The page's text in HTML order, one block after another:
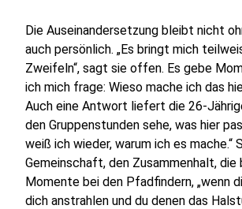
Die Auseinandersetzung bleibt nicht
auch persönlich. „Es bringt mich
Zweifeln“, sagt sie offen. Es gebe
ich mich frage: Wieso mache ich das
Auch eine Antwort liefert die 26-
den Gruppenstunden sehe, was hier
weiß ich wieder, warum ich es mache.“
Gemeinschaft, den Zusammenhalt, die
Momente bei den Pfadfindern, „wenn
dich anstrahlen und du denen das